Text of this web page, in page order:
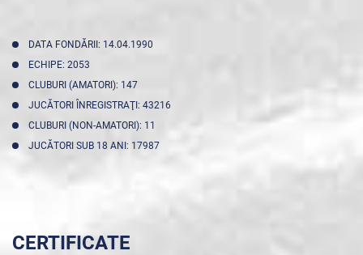
DATA FONDĂRII: 14.04.1990
ECHIPE: 2053
CLUBURI (AMATORI): 147
JUCĂTORI ÎNREGISTRAŢI: 43216
CLUBURI (NON-AMATORI): 11
JUCĂTORI SUB 18 ANI: 17987
CERTIFICATE